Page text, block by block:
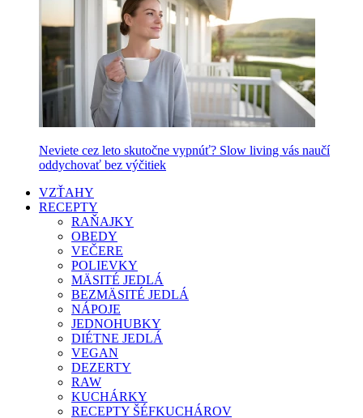
Neviete cez leto skutočne vypnúť? Slow living vás naučí
oddychovať bez výčitiek
VZŤAHY
RECEPTY
RAŇAJKY
OBEDY
VEČERE
POLIEVKY
MÄSITÉ JEDLÁ
BEZMÄSITÉ JEDLÁ
NÁPOJE
JEDNOHUBKY
DIÉTNE JEDLÁ
VEGAN
DEZERTY
RAW
KUCHÁRKY
RECEPTY ŠÉFKUCHÁROV